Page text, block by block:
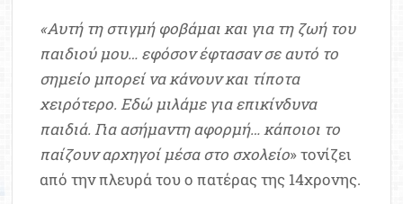
«Αυτή τη στιγμή φοβάμαι και για τη ζωή του
παιδιού μου… εφόσον έφτασαν σε αυτό το
σημείο μπορεί να κάνουν και τίποτα
χειρότερο. Εδώ μιλάμε για επικίνδυνα
παιδιά. Για ασήμαντη αφορμή… κάποιοι το
παίζουν αρχηγοί μέσα στο σχολείο» τονίζει
από την πλευρά του ο πατέρας της 14χρονης.